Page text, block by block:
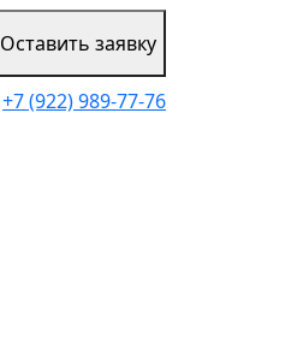
Оставить заявку
+7 (922) 989-77-76